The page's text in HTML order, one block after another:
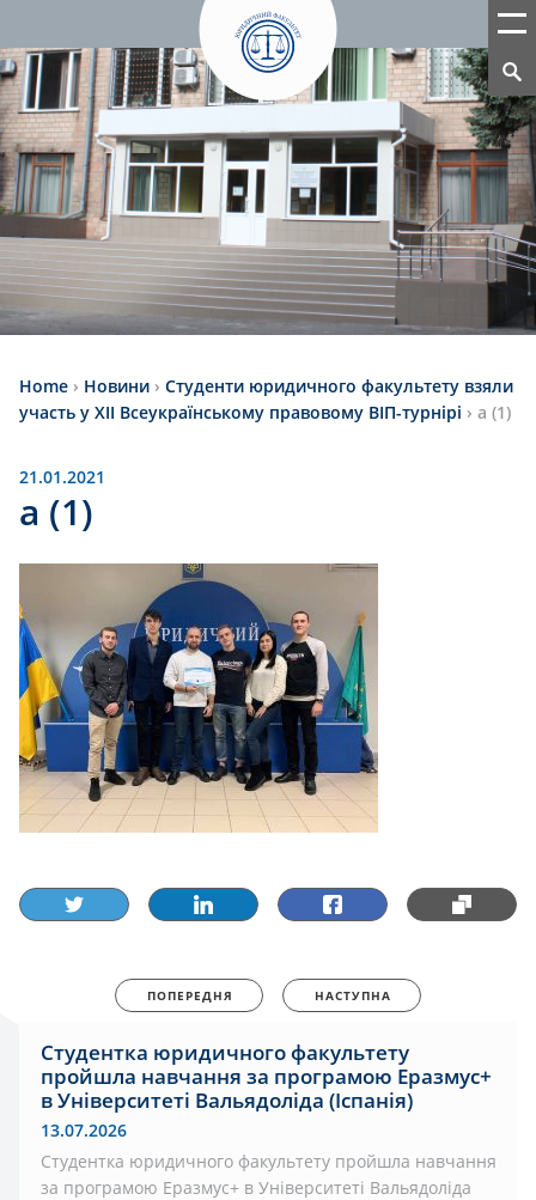
Home › Новини › Студенти юридичного факультету взяли
участь у ХІІ Всеукраїнському правовому ВІП-турнірі › a (1)
21.01.2021
a (1)
ПОПЕРЕДНЯ НАСТУПНА
Студентка юридичного факультету
пройшла навчання за програмою Еразмус+
в Університеті Вальядоліда (Іспанія)
13.07.2026
Студентка юридичного факультету пройшла навчання
за програмою Еразмус+ в Університеті Вальядоліда